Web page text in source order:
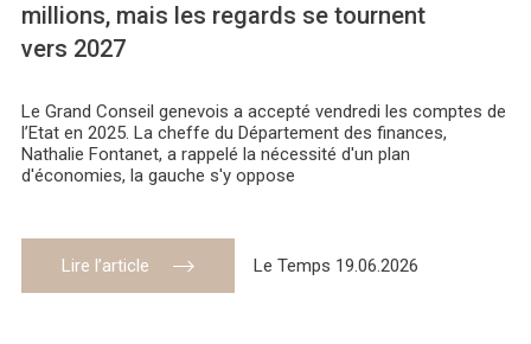
millions, mais les regards se tournent
vers 2027
Le Grand Conseil genevois a accepté vendredi les comptes de
l’Etat en 2025. La cheffe du Département des finances,
Nathalie Fontanet, a rappelé la nécessité d'un plan
d'économies, la gauche s'y oppose
Lire l’article Le Temps 19.06.2026